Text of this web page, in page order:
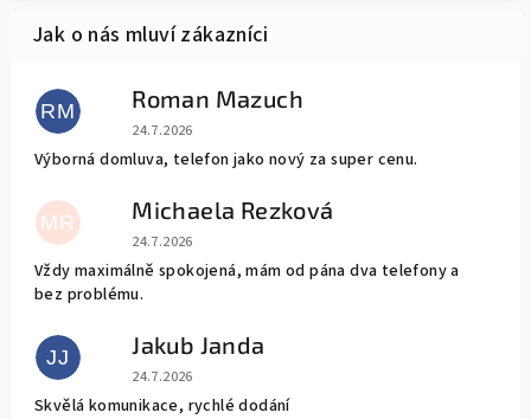
RM Roman Mazuch
Hodnocení obchodu je 5 z 5 hvězdiček.
24.7.2026
Výborná domluva, telefon jako nový za super cenu.
MR Michaela Rezková
Hodnocení obchodu je 5 z 5 hvězdiček.
24.7.2026
Vždy maximálně spokojená, mám od pána dva telefony a
bez problému.
JJ Jakub Janda
Hodnocení obchodu je 5 z 5 hvězdiček.
24.7.2026
Skvělá komunikace, rychlé dodání